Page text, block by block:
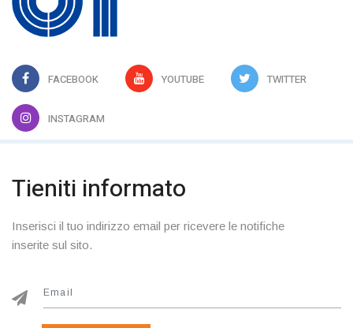
FACEBOOK YOUTUBE TWITTER
INSTAGRAM
Tieniti informato
Inserisci il tuo indirizzo email per ricevere le notifiche
inserite sul sito.